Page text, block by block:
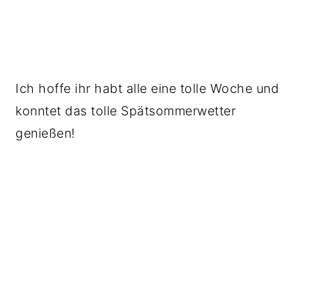
Ich hoffe ihr habt alle eine tolle Woche und
konntet das tolle Spätsommerwetter
genießen!